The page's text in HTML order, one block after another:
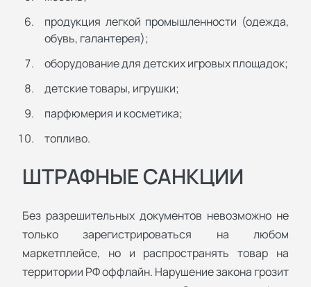
продукция легкой промышленности (одежда,
обувь, галантерея);
оборудование для детских игровых площадок;
детские товары, игрушки;
парфюмерия и косметика;
топливо.
ШТРАФНЫЕ САНКЦИИ
Без разрешительных документов невозможно не
только зарегистрироваться на любом
маркетплейсе, но и распространять товар на
территории РФ оффлайн. Нарушение закона грозит